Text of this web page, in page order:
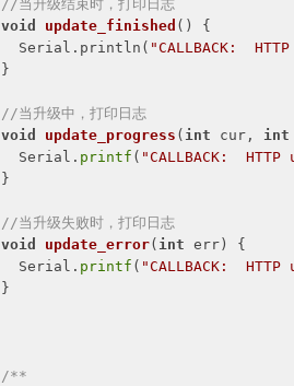
//当升级结束时，打印日志
void
update_finished ()
{
  Serial.println(
"CALLBACK:
}
//当升级中，打印日志
void
update_progress ( int cur, int
  Serial.
printf ( "CALLBACK:
}
//当升级失败时，打印日志
void
update_error( int err)
{
  Serial.
printf ( "CALLBACK:
}
/**